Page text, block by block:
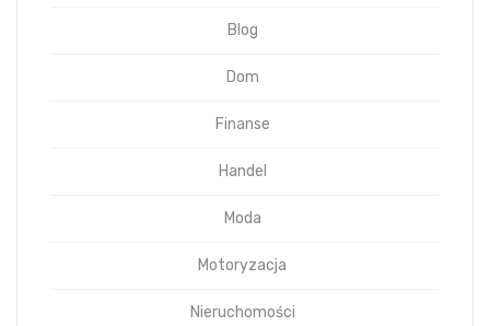
Blog
Dom
Finanse
Handel
Moda
Motoryzacja
Nieruchomości